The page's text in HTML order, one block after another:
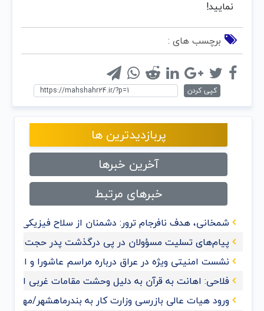
نمایید!
برچسب های :
کپی کردن
پربازدیدترین ها
آخرین خبرها
خبرهای مرتبط
شمخانی، هدف نافرجام ترور: دشمنان از سلاح فیزیکی
پیام‌های تسلیت مسؤولان در پی درگذشت پدر
نشست امنیتی ویژه در عراق درباره مراسم عاشورا و
فلاحی: اهانت به قرآن‌ به دلیل وحشت مقامات غربی از
ورود هیات عالی بازرسی وزارت کار به بندرماهشهر/مهدی